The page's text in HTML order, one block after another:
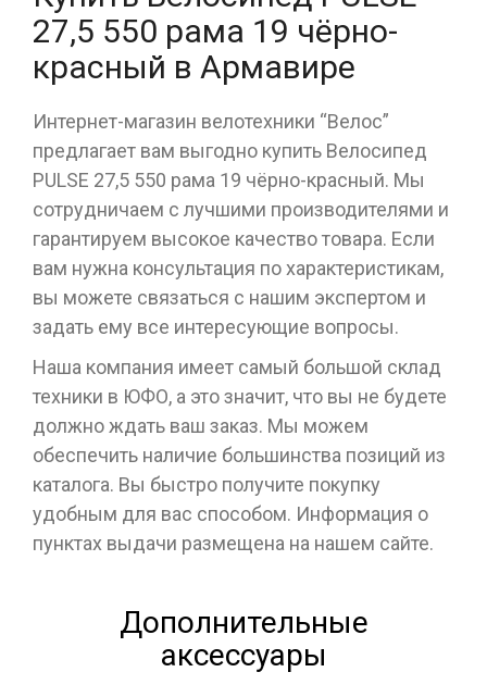
27,5 550 рама 19 чёрно-
красный в Армавире
Интернет-магазин велотехники “Велос”
предлагает вам выгодно купить Велосипед
PULSE 27,5 550 рама 19 чёрно-красный. Мы
сотрудничаем с лучшими производителями и
гарантируем высокое качество товара. Если
вам нужна консультация по характеристикам,
вы можете связаться с нашим экспертом и
задать ему все интересующие вопросы.
Наша компания имеет самый большой склад
техники в ЮФО, а это значит, что вы не будете
должно ждать ваш заказ. Мы можем
обеспечить наличие большинства позиций из
каталога. Вы быстро получите покупку
удобным для вас способом. Информация о
пунктах выдачи размещена на нашем сайте.
Дополнительные
аксессуары